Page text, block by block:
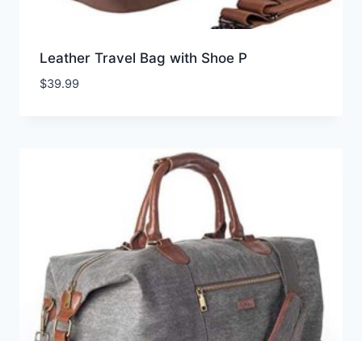
Leather Travel Bag with Shoe P
$39.99